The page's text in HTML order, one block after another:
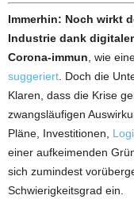
Immerhin: Noch wirkt
Industrie dank
Corona-immun , wie
suggeriert . Doch die
Klaren, dass die Krise
zwangsläufigen
Pläne, Investitionen,
einer aufkeimenden
sich zumindest
Schwierigkeitsgrad ein.